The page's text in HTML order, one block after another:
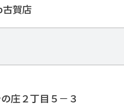
賀店
庄２丁目５－３